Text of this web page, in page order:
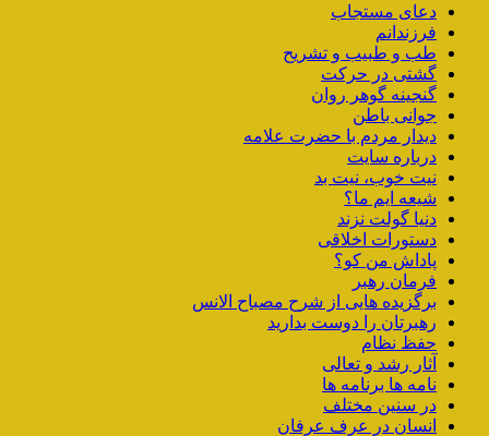
دعای مستجاب
فرزندانم
طب و طبیب و تشریح
گشتی در حرکت
گنجینه گوهر روان
جوانی باطن
دیدار مردم با حضرت علامه
درباره سایت
نیت خوب، نیت بد
شیعه ایم ما؟
دنیا گولت نزند
دستورات اخلاقی
پاداش من کو؟
فرمان رهبر
برگزیده هایی از شرح مصباح الانس
رهبرتان را دوست بدارید
حفظ نظام
آثار رشد و تعالی
نامه ها برنامه ها
در سنین مختلف
انسان در عرف عرفان